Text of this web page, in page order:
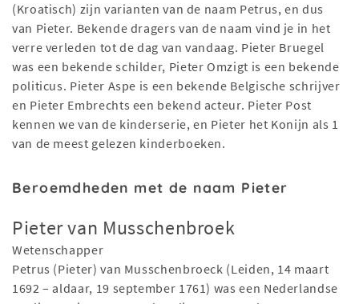
(Kroatisch) zijn varianten van de naam Petrus, en dus
van Pieter. Bekende dragers van de naam vind je in het
verre verleden tot de dag van vandaag. Pieter Bruegel
was een bekende schilder, Pieter Omzigt is een bekende
politicus. Pieter Aspe is een bekende Belgische schrijver
en Pieter Embrechts een bekend acteur. Pieter Post
kennen we van de kinderserie, en Pieter het Konijn als 1
van de meest gelezen kinderboeken.
Beroemdheden met de naam Pieter
Pieter van Musschenbroek
Wetenschapper
Petrus (Pieter) van Musschenbroeck (Leiden, 14 maart
1692 – aldaar, 19 september 1761) was een Nederlandse